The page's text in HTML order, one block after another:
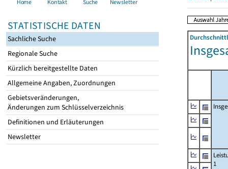
Home Kontakt Suche Newsletter
STATISTISCHE DATEN
Sachliche Suche
Regionale Suche
Kürzlich bereitgestellte Daten
Allgemeine Angaben, Zuordnungen
Gebietsveränderungen,
Änderungen zum Schlüsselverzeichnis
Definitionen und Erläuterungen
Newsletter
1